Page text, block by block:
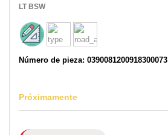
LT BSW
Número de pieza: 0390081200918300073
Próximamente